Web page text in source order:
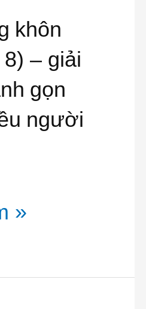
khôn
– giải
gọn
người
»